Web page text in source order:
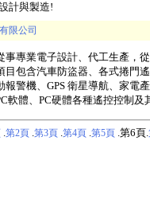
計與製造!
限公司
事專業電子設計、代工生產，
目包含汽車防盜器、各式捲門
報警機、GPS 衛星導航、家電
軟體、PC硬體各種遙控控制
.第2頁.第3頁.第4頁.第5頁.第6頁.